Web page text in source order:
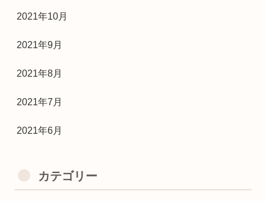
2021年10月
2021年9月
2021年8月
2021年7月
2021年6月
カテゴリー